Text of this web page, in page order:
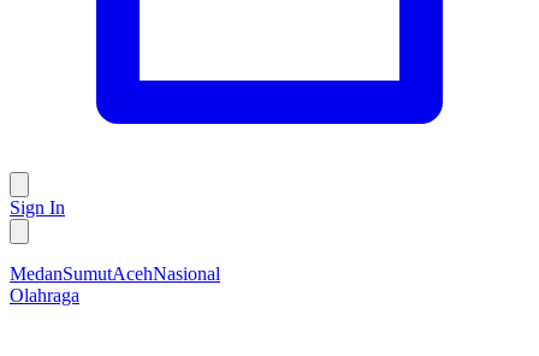
Sign In
MedanSumutAcehNasional
Olahraga